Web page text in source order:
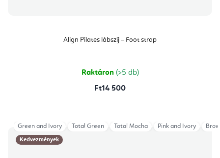
Align Pilates lábszíj – Foot strap
Raktáron (>5 db)
Ft14 500
Kedvezmények
Green and Ivory Total Green Total Mocha Pink and Ivory